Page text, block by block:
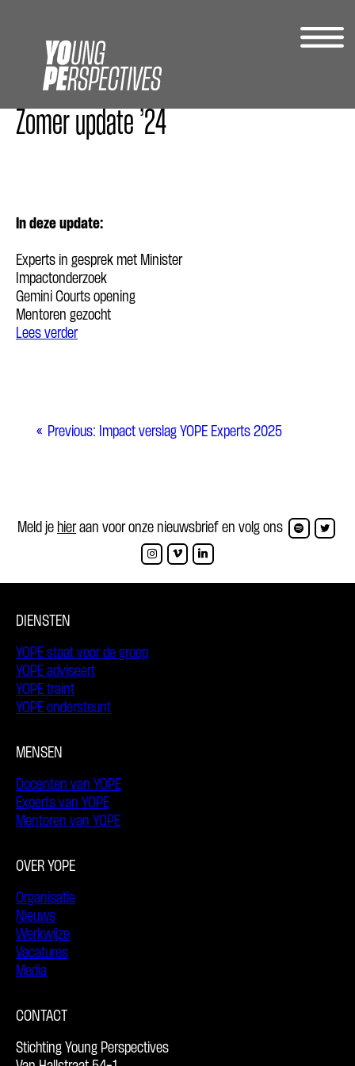
Skip
to
Zomer update ’24
In deze update:
Experts in gesprek met Minister
Impactonderzoek
Gemini Courts opening
Mentoren gezocht
Lees verder
Previous: Impact verslag YOPE Experts 2025
Meld je hieraan voor onze nieuwsbrief en volg ons
DIENSTEN
YOPE staat voor de groep
YOPE adviseert
YOPE traint
YOPE ondersteunt
MENSEN
Docenten van YOPE
Experts van YOPE
Mentoren van YOPE
OVER YOPE
Organisatie
Nieuws
Werkwijze
Vacatures
Media
CONTACT
Stichting Young Perspectives